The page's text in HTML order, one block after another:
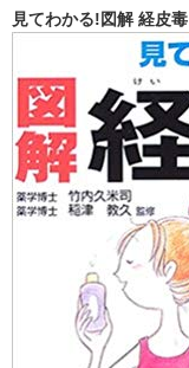
見てわかる!図解 経皮毒